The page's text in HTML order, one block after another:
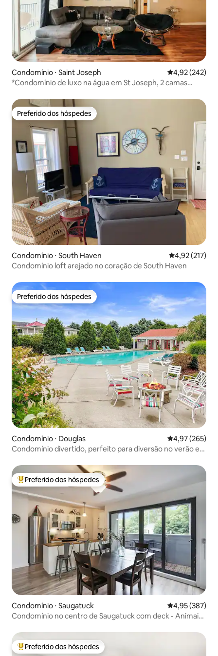
Condomínio ⋅ Saint Joseph 4,92 de uma
4,92 (242)
*Condomínio de luxo na água em St Joseph, 2 camas
Preferido dos hóspedes
Preferido dos hóspedes
Condomínio ⋅ South Haven 4,92 de uma
4,92 (217)
Condomínio loft arejado no coração de South Haven
Preferido dos hóspedes
Preferido dos hóspedes
Condomínio ⋅ Douglas 4,97 de uma
4,97 (265)
Condomínio divertido, perfeito para diversão no verão e
Entre os melhores preferidos dos hóspedes
Preferido dos hóspedes
Condomínio ⋅ Saugatuck 4,95 de uma
4,95 (387)
Condomínio no centro de Saugatuck com deck - Animais
Entre os melhores preferidos dos hóspedes
Preferido dos hóspedes